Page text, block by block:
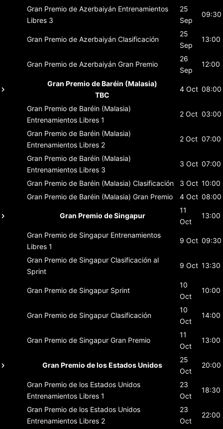
Gran Premio de Azerbaiyán Entrenamientos
Libres 3
25
Sep
09:30
Gran Premio de Azerbaiyán Clasificación
25
Sep
13:00
Gran Premio de Azerbaiyán Gran Premio
26
Sep
12:00
Gran Premio de Baréin (Malasia)
TBC
4 Oct 08:00
Gran Premio de Baréin (Malasia)
Entrenamientos Libres 1
2 Oct 03:00
Gran Premio de Baréin (Malasia)
Entrenamientos Libres 2
2 Oct 07:00
Gran Premio de Baréin (Malasia)
Entrenamientos Libres 3
3 Oct 07:00
Gran Premio de Baréin (Malasia) Clasificación 3 Oct 10:00
Gran Premio de Baréin (Malasia) Gran Premio 4 Oct 08:00
Gran Premio de Singapur
11
Oct
13:00
Gran Premio de Singapur Entrenamientos
Libres 1
9 Oct 09:30
Gran Premio de Singapur Clasificación al
Sprint
9 Oct 13:30
Gran Premio de Singapur Sprint
10
Oct
10:00
Gran Premio de Singapur Clasificación
10
Oct
14:00
Gran Premio de Singapur Gran Premio
11
Oct
13:00
Gran Premio de los Estados Unidos
25
Oct
20:00
Gran Premio de los Estados Unidos
Entrenamientos Libres 1
23
Oct
18:30
Gran Premio de los Estados Unidos
Entrenamientos Libres 2
23
Oct
22:00